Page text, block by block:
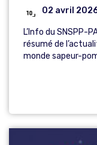
02 avril
L’Info du SNSPP-
résumé de
monde sapeur-